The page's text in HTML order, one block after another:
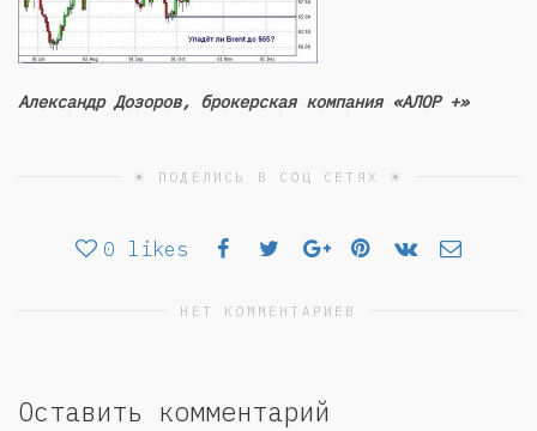
Александр Дозоров, брокерская компания «АЛОР +»
☀ ПОДЕЛИСЬ В СОЦ СЕТЯХ ☀
0 likes
НЕТ КОММЕНТАРИЕВ
Оставить комментарий